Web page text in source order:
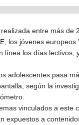
entre más de
los jóvenes europeos
línea los días lectivos,
adolescentes pasa
según la
vinculados a este
expuestos a